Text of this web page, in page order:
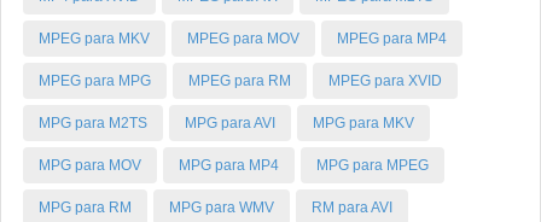
MPEG para MKV MPEG para MOV MPEG para MP4
MPEG para MPG MPEG para RM MPEG para XVID
MPG para M2TS MPG para AVI MPG para MKV
MPG para MOV MPG para MP4 MPG para MPEG
MPG para RM MPG para WMV RM para AVI